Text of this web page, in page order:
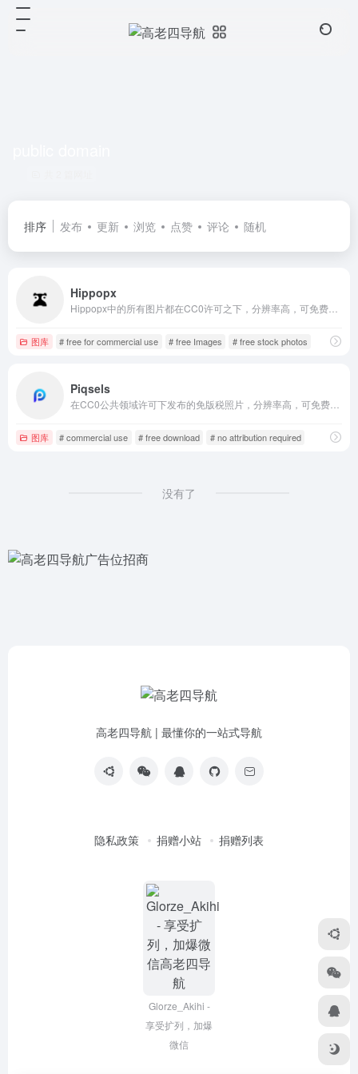
排序 发布 更新 浏览 点赞 评论 随机
Hippopx
图库 # free for commercial use # free Images # free stock photos
Piqsels
图库 # commercial use # free download # no attribution required
没有了
高老四导航 | 最懂你的一站式导航
隐私政策 捐赠小站 捐赠列表
Glorze_Akihi -
享受扩列，加爆
微信